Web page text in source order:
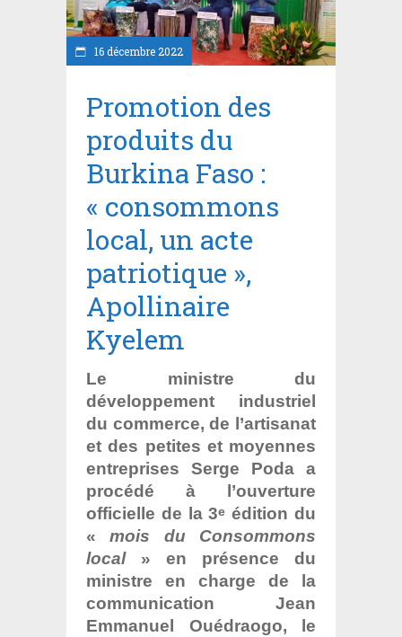
16 décembre 2022
Promotion des
produits du
Burkina Faso :
« consommons
local, un acte
patriotique »,
Apollinaire
Kyelem
Le ministre du
développement industriel
du commerce, de l’artisanat
et des petites et moyennes
entreprises Serge Poda a
procédé à l’ouverture
officielle de la 3e édition du
«mois du Consommons
local» en présence du
ministre en charge de la
communication Jean
Emmanuel Ouédraogo, le